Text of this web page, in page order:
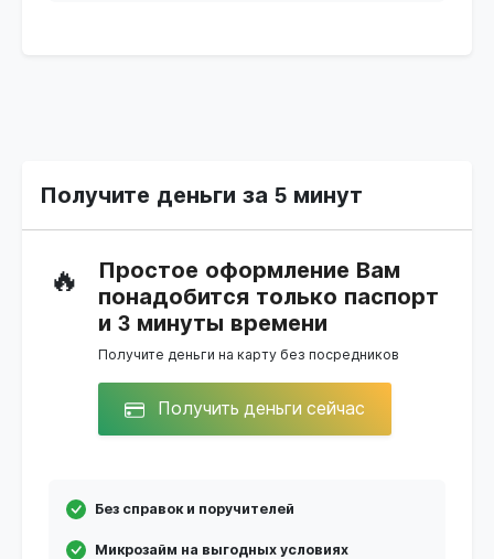
Получите деньги за 5 минут
🔥
Простое оформление Вам
понадобится только паспорт
и 3 минуты времени
Получите деньги на карту без посредников
Получить деньги сейчас
Без справок и поручителей
Микрозайм на выгодных условиях